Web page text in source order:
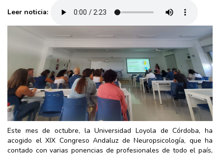
Leer noticia:
Este mes de octubre, la Universidad Loyola de Córdoba, ha
acogido el XIX Congreso Andaluz de Neuropsicología, que ha
contado con varias ponencias de profesionales de todo el país,